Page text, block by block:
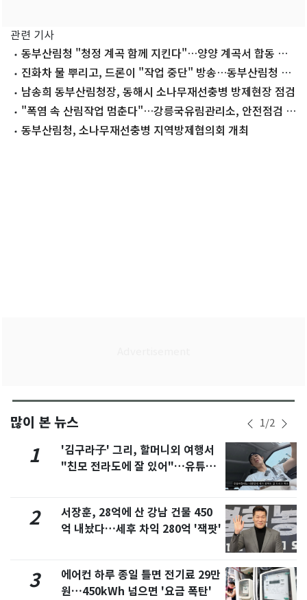
관련 기사
동부산림청 "청정 계곡 함께 지킨다"…양양 계곡서 합동 캠
페인진화차 물 뿌리고, 드론이 "작업 중단" 방송…동부산림청 폭
염 대응 총력
남송희 동부산림청장, 동해시 소나무재선충병 방제현장 점검
"폭염 속 산림작업 멈춘다"…강릉국유림관리소, 안전점검 강
화 동부산림청, 소나무재선충병 지역방제협의회 개최
많이 본 뉴스 1/2
1
'김구라子' 그리, 할머니외 여행서
"친모 전라도에 잘 있어"…유튜브
2
서장훈, 28억에 산 강남 건물 450
억 내놨다…세후 차익 280억 '잭팟'
3
에어컨 하루 종일 틀면 전기료 29만
원…450kWh 넘으면 '요금 폭탄'